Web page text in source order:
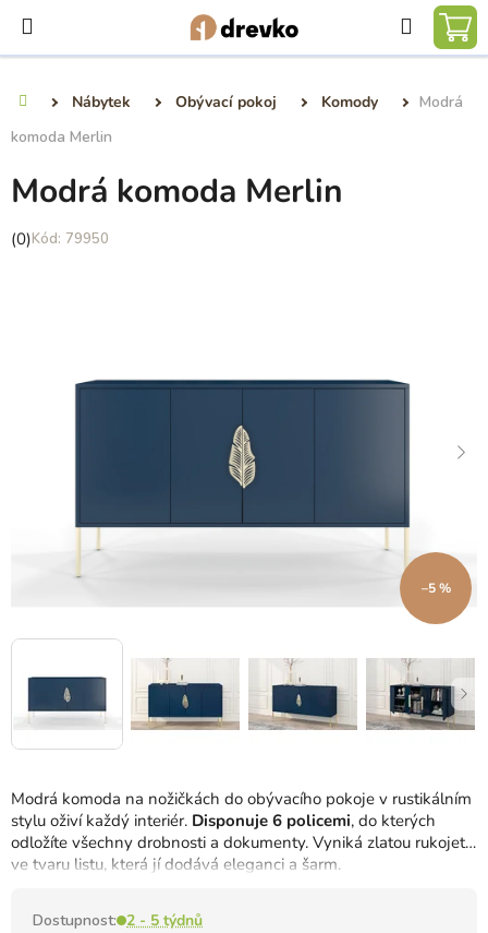
obsah
Hledat
Nábytek Obývací pokoj Komody
Modrá
komoda Merlin
Modrá komoda na nožičkách do obývacího pokoje v rustikálním
stylu oživí každý interiér. Disponuje 6 policemi, do kterých
odložíte všechny drobnosti a dokumenty. Vyniká zlatou rukojetí
ve tvaru listu, která jí dodává eleganci a šarm.
Dostupnost: 2 - 5 týdnů
Modrá komoda Merlin
Průměrné
hvězdiček.
(0) 79950
–5 %